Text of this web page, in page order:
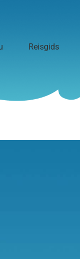
Reisgids